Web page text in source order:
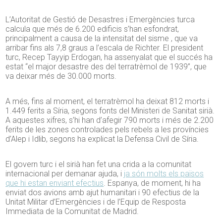
L’Autoritat de Gestió de Desastres i Emergències turca
calcula que més de 6.200 edificis s’han esfondrat,
principalment a causa de la intensitat del sisme , que va
arribar fins als 7,8 graus a l’escala de Richter. El president
turc, Recep Tayyip Erdogan, ha assenyalat que el succés ha
estat “el major desastre des del terratrèmol de 1939”, que
va deixar més de 30.000 morts.
A més, fins al moment, el terratrèmol ha deixat 812 morts i
1.449 ferits a Síria, segons fonts del Ministeri de Sanitat sirià.
A aquestes xifres, s’hi han d’afegir 790 morts i més de 2.200
ferits de les zones controlades pels rebels a les províncies
d’Alep i Idlib, segons ha explicat la Defensa Civil de Síria.
El govern turc i el sirià han fet una crida a la comunitat
internacional per demanar ajuda, i ja són molts els països
que hi estan enviant efectius. Espanya, de moment, hi ha
enviat dos avions amb ajut humanitari i 90 efectius de la
Unitat Militar d’Emergències i de l’Equip de Resposta
Immediata de la Comunitat de Madrid.